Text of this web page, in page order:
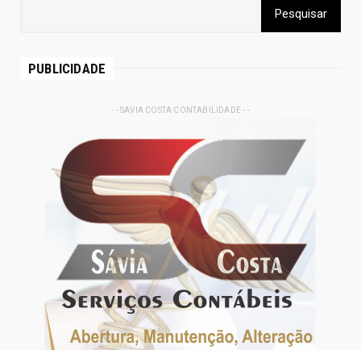
PUBLICIDADE
- - SAVIA COSTA CONTABILIDADE - -